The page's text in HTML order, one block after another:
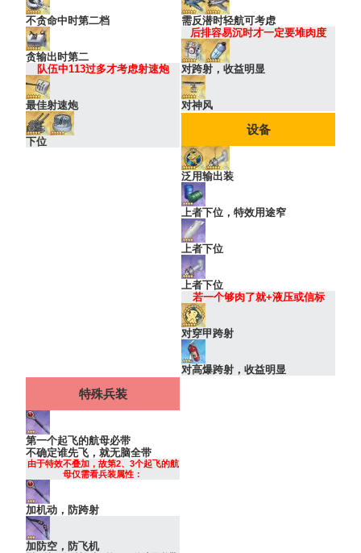
不贪命中时第二档
贪输出时第二
队伍中113过多才考虑射速炮
最佳射速炮
下位
需反潜时轻航可考虑
后排容易沉时才一定要堆肉度
对跨射，收益明显
对神风
设备
泛用输出装
上者下位，特效用途窄
上者下位
上者下位
若一个够肉了就+液压或信标
对穿甲跨射
对高爆跨射，收益明显
特殊兵装
第一个起飞的航母必带
不确定谁先飞，就无脑全带
由于特效不叠加，故第2、3个起飞的航
母仅需看兵装属性：
加机动，防跨射
加防空，防飞机